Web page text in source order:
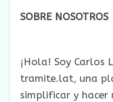
SOBRE NOSOTROS
¡Hola! Soy Carlos
tramite.lat, una
simplificar y hacer